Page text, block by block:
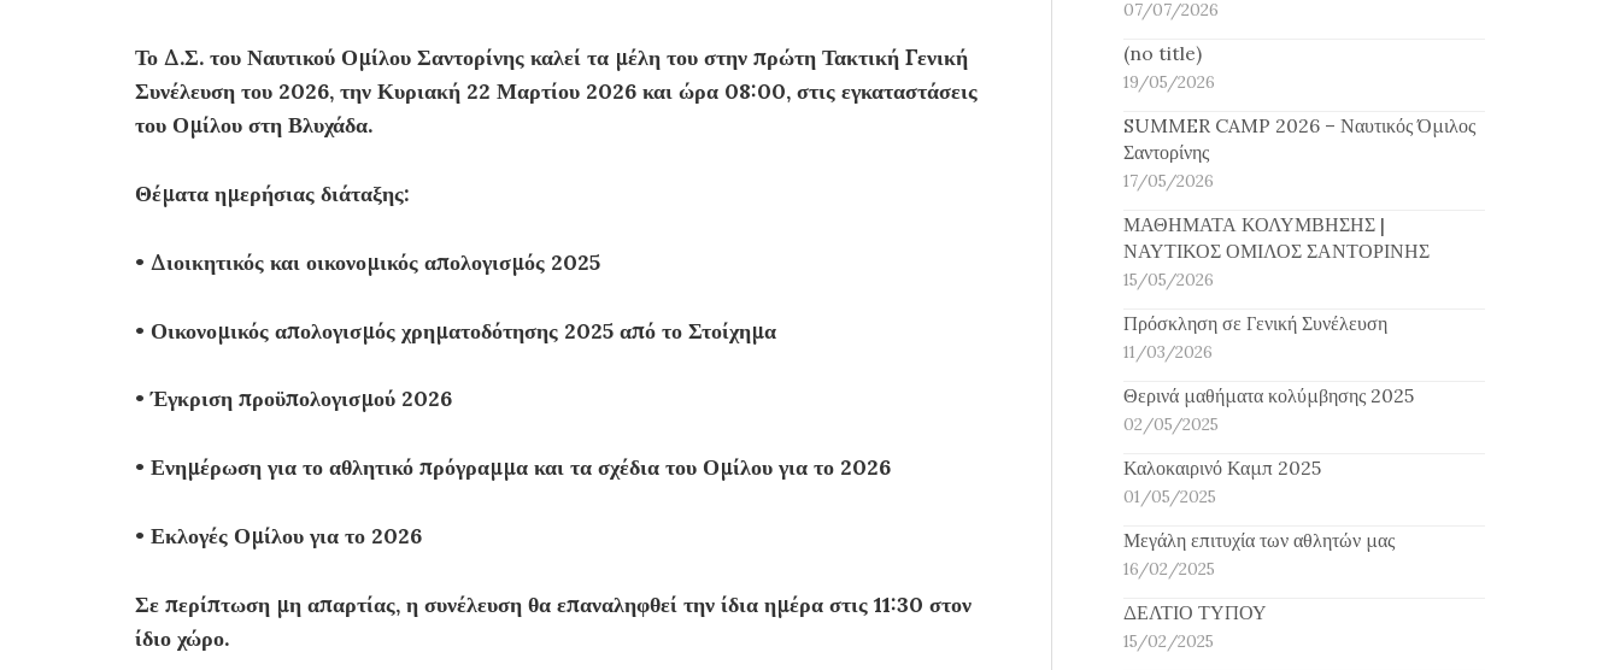
Το Δ.Σ. του Ναυτικού Ομίλου Σαντορίνης καλεί τα μέλη του στην πρώτη Τακτική Γενική
Συνέλευση του 2026, την Κυριακή 22 Μαρτίου 2026 και ώρα 08:00, στις εγκαταστάσεις
του Ομίλου στη Βλυχάδα.
Θέματα ημερήσιας διάταξης:
• Διοικητικός και οικονομικός απολογισμός 2025
• Οικονομικός απολογισμός χρηματοδότησης 2025 από το Στοίχημα
• Έγκριση προϋπολογισμού 2026
• Ενημέρωση για το αθλητικό πρόγραμμα και τα σχέδια του Ομίλου για το 2026
• Εκλογές Ομίλου για το 2026
Σε περίπτωση μη απαρτίας, η συνέλευση θα επαναληφθεί την ίδια ημέρα στις 11:30 στον
ίδιο χώρο.
07/07/2026
(no title)
19/05/2026
SUMMER CAMP 2026 – Ναυτικός Όμιλος
Σαντορίνης
17/05/2026
ΜΑΘΗΜΑΤΑ ΚΟΛΥΜΒΗΣΗΣ |
ΝΑΥΤΙΚΟΣ ΟΜΙΛΟΣ ΣΑΝΤΟΡΙΝΗΣ
15/05/2026
Πρόσκληση σε Γενική Συνέλευση
11/03/2026
Θερινά μαθήματα κολύμβησης 2025
02/05/2025
Καλοκαιρινό Καμπ 2025
01/05/2025
Μεγάλη επιτυχία των αθλητών μας
16/02/2025
ΔΕΛΤΙΟ ΤΥΠΟΥ
15/02/2025